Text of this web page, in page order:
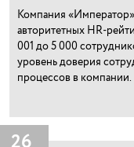
Компания
авторитетных HR-
001 до 5 000
уровень доверия
процессов в компании.